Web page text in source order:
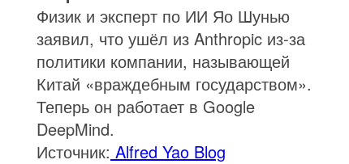
Физик и эксперт по ИИ Яо Шунью
заявил, что ушёл из Anthropic из-за
политики компании, называющей
Китай «враждебным государством».
Теперь он работает в Google
DeepMind.
Источник: Alfred Yao Blog